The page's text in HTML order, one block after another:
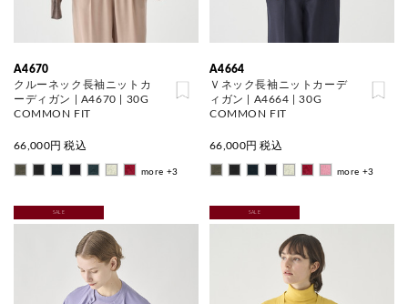
A4670
クルーネック長袖ニットカ
ーディガン | A4670 | 30G
COMMON FIT
66,000円 税込
more +3
A4664
Ｖネック長袖ニットカーデ
ィガン | A4664 | 30G
COMMON FIT
66,000円 税込
more +3
SALE SALE